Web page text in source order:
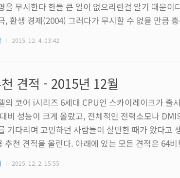
을 무시한다 한들 큰 일이 없으리란걸 알기 때문
, 환생 경제(2004) 그러다가 무시할 수 없을 만큼
릭터로 그려낸 연극을 공연하며 사람들의 비웃음
람들은 노무현을 우습게 여겼지만 정작 노무현을
은 항상 그를 두려워했다...
2015. 12. 4. 03:42
견적 - 2015년 12월
의 코어 i시리즈 6세대 CPU인 스카이레이크가 출
비 성능이 크게 올랐고, 전체적인 전력소모나
기다리며 고민하던 사람들이 살만한 때가 왔다고
추천 견적을 올린다. 아래에 있는 모든 견적은 64
나도 느린 운영체제이고, 윈도 8.1이나 윈도 10을
2015. 12. 2. 15:55